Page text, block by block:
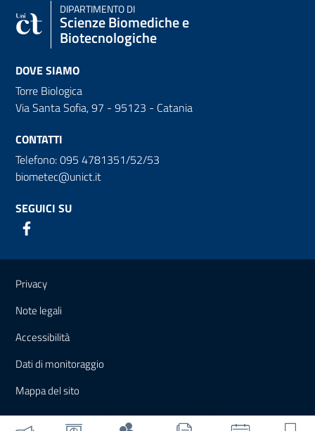
DIPARTIMENTO DI
Scienze Biomediche e
Biotecnologiche
DOVE SIAMO
Torre Biologica
Via Santa Sofia, 97 - 95123 - Catania
CONTATTI
Telefono: 095 4781351/52/53
biometec@unict.it
SEGUICI SU
Link e informazioni utili
Privacy
Note legali
Accessibilità
Dati di monitoraggio
Mappa del sito